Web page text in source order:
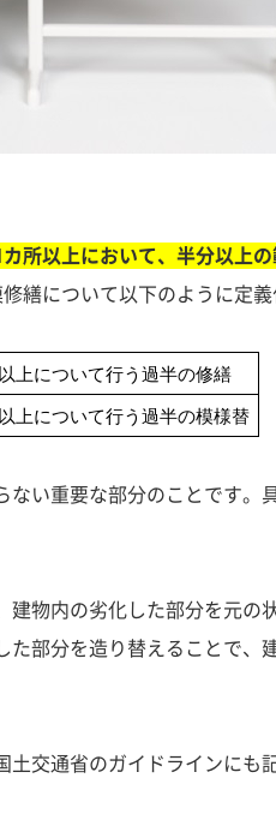
所以上において、半分以上
繕について以下のように定
上について行う過半の修繕
上について行う過半の模様替
い重要な部分のことです。
物内の劣化した部分を元の
部分を造り替えることで、
交通省のガイドラインにも